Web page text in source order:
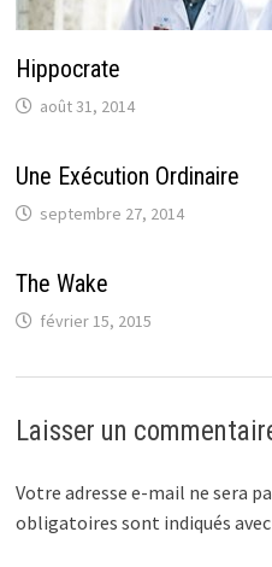
Hippocrate
août 31, 2014
Une Exécution Ordinaire
septembre 27, 2014
The Wake
février 15, 2015
Laisser un
Votre adresse e-mail ne sera
obligatoires sont indiqués avec